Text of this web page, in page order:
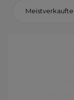
Meistverkaufte